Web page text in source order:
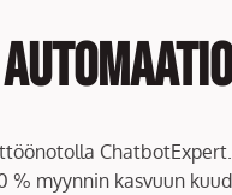
myynnin kasvuun